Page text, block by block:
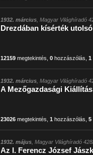
1932. március , Magyar Világhíradó
Drezdában kísérték
12159 megtekintés ,0 hozzászólás ,1
1932. március , Magyar Világhíradó
A Mezőgazdasági
23026 megtekintés ,1 hozzászólás ,5
1932. május , Magyar Világhíradó
Az I. Ferencz József